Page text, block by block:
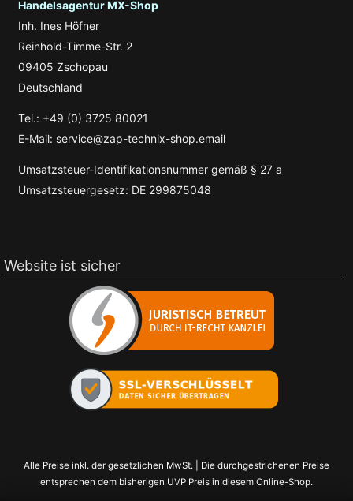
Handelsagentur MX-Shop
Inh. Ines Höfner
Reinhold-Timme-Str. 2
09405 Zschopau
Deutschland
Tel.: +49 (0) 3725 80021
E-Mail: service@zap-technix-shop.email
Umsatzsteuer-Identifikationsnummer gemäß § 27 a
Umsatzsteuergesetz: DE 299875048
Website ist sicher
Alle Preise inkl. der gesetzlichen MwSt. | Die durchgestrichenen Preise
entsprechen dem bisherigen UVP Preis in diesem Online-Shop.